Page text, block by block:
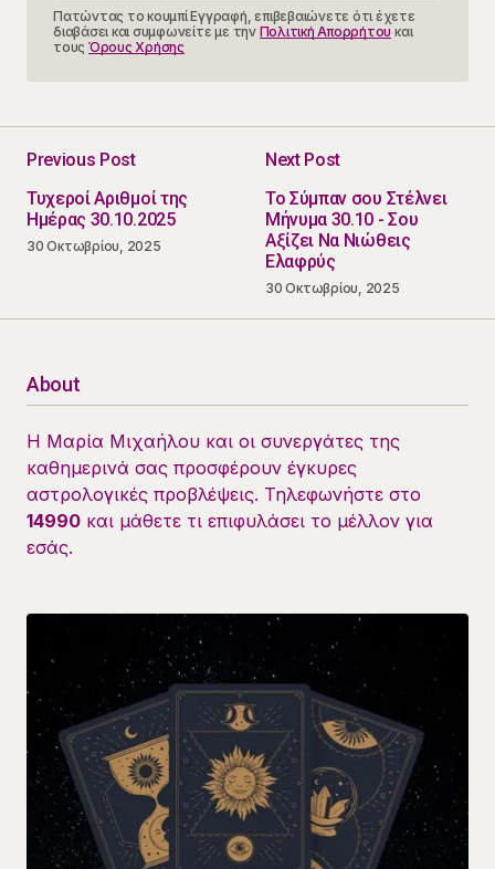
Πατώντας το κουμπί Εγγραφή, επιβεβαιώνετε ότι έχετε
διαβάσει και συμφωνείτε με την Πολιτική Απορρήτου και
τους Όρους Χρήσης
Previous Post
Τυχεροί Αριθμοί της
Ημέρας 30.10.2025
30 Οκτωβρίου, 2025
Next Post
Το Σύμπαν σου Στέλνει
Μήνυμα 30.10 - Σου
Αξίζει Να Νιώθεις
Ελαφρύς
30 Οκτωβρίου, 2025
About
Η Μαρία Μιχαήλου και οι συνεργάτες της
καθημερινά σας προσφέρουν έγκυρες
αστρολογικές προβλέψεις. Τηλεφωνήστε στο
14990 και μάθετε τι επιφυλάσει το μέλλον για
εσάς.